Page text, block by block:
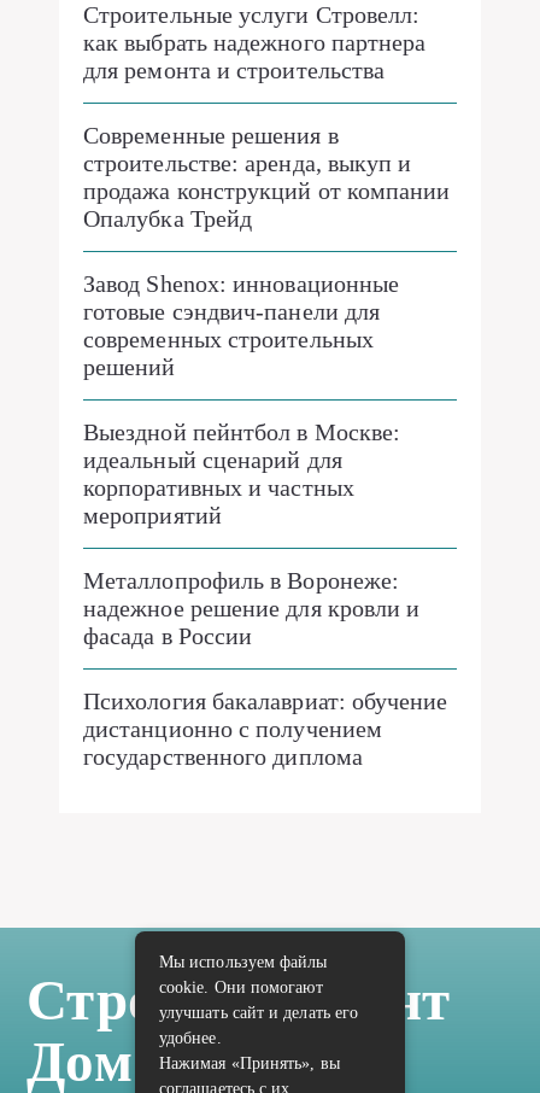
Строительные услуги Стровелл:
как выбрать надежного партнера
для ремонта и строительства
Современные решения в
строительстве: аренда, выкуп и
продажа конструкций от компании
Опалубка Трейд
Завод Shenox: инновационные
готовые сэндвич-панели для
современных строительных
решений
Выездной пейнтбол в Москве:
идеальный сценарий для
корпоративных и частных
мероприятий
Металлопрофиль в Воронеже:
надежное решение для кровли и
фасада в России
Психология бакалавриат: обучение
дистанционно с получением
государственного диплома
Стройка Ремонт
Дом Отделка
Мы используем файлы
cookie. Они помогают
улучшать сайт и делать его
удобнее.
Нажимая «Принять», вы
соглашаетесь с их